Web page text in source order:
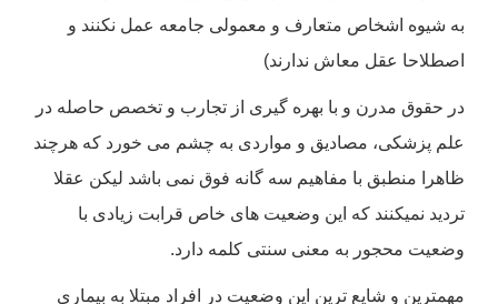
به شیوه اشخاص متعارف و معمولی جامعه عمل نکنند و
اصطلاحا عقل معاش ندارند)
در حقوق مدرن و با بهره گیری از تجارب و تخصص حاصله در
علم پزشکی، مصادیق و مواردی به چشم می خورد که هرچند
ظاهرا منطبق با مفاهیم سه گانه فوق نمی باشد لیکن عقلا
تردید نمیکنند که این وضعیت های خاص قرابت زیادی با
وضعیت محجور به معنی سنتی کلمه دارد.
مهمترین و شایع ترین این وضعیت در افراد مبتلا به بیماری